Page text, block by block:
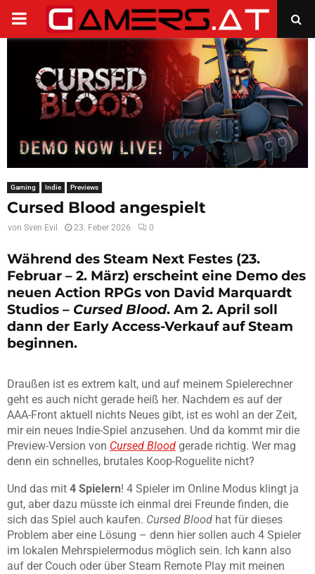
PRIMARY
Gaming Indie Previews
Cursed Blood angespielt
von Sven Evil 23. Feber 2026 0
Während des Steam Next Festes (23.
Februar – 2. März) erscheint eine Demo des
neuen Action RPGs von David Marquardt
Studios – Cursed Blood. Am 2. April soll
dann der Early Access-Verkauf auf Steam
beginnen.
Draußen ist es extrem kalt, und auf meinem Spielerechner
geht es auch nicht gerade heiß her. Nachdem es auf der
AAA-Front aktuell nichts Neues gibt, ist es wohl an der Zeit,
mir ein neues Indie-Spiel anzusehen. Und da kommt mir die
Preview-Version von Cursed Blood gerade richtig. Wer mag
denn ein schnelles, brutales Koop-Roguelite nicht?
Und das mit 4 Spielern! 4 Spieler im Online Modus klingt ja
gut, aber dazu müsste ich einmal drei Freunde finden, die
sich das Spiel auch kaufen. Cursed Blood hat für dieses
Problem aber eine Lösung – denn hier sollen auch 4 Spieler
im lokalen Mehrspielermodus möglich sein. Ich kann also
auf der Couch oder über Steam Remote Play mit meinen